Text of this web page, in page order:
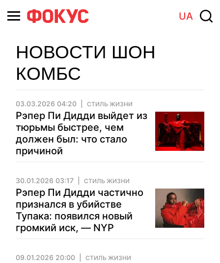
UA
НОВОСТИ ШОН
КОМБС
03.03.2026 04:20 СТИЛЬ ЖИЗНИ
Рэпер Пи Дидди выйдет из
тюрьмы быстрее, чем
должен был: что стало
причиной
30.01.2026 03:17 СТИЛЬ ЖИЗНИ
Рэпер Пи Дидди частично
признался в убийстве
Тупака: появился новый
громкий иск, — NYP
09.01.2026 20:00 СТИЛЬ ЖИЗНИ